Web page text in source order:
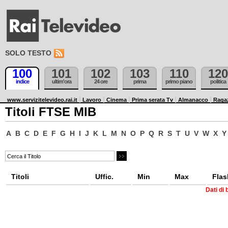
SOLO TESTO
100
indice
101
ultim'ora
102
24 ore
103
prima
110
primo piano
120
politica
www.servizitelevideo.rai.it Lavoro Cinema Prima serata Tv Almanacco
Titoli FTSE MIB
A B C D E F G H I J K L M N O P Q R S T U V W X Y
Titoli Uffic. Min Max
Dati di